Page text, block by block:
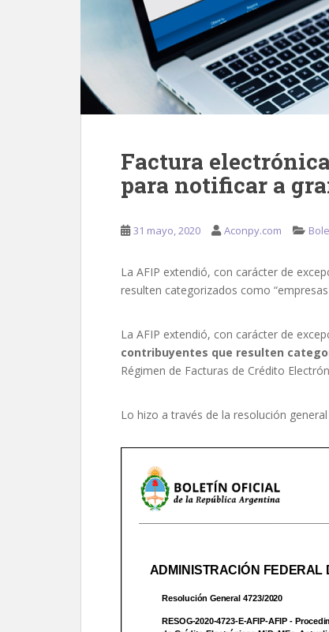
Factura
para notificar a
31 mayo, 2020 Aconpy.com
La AFIP extendió, con carácter de
resulten categorizados como “empresas
La AFIP extendió, con carácter de
contribuyentes que resulten
Régimen de Facturas de Crédito
Lo hizo a través de la resolución